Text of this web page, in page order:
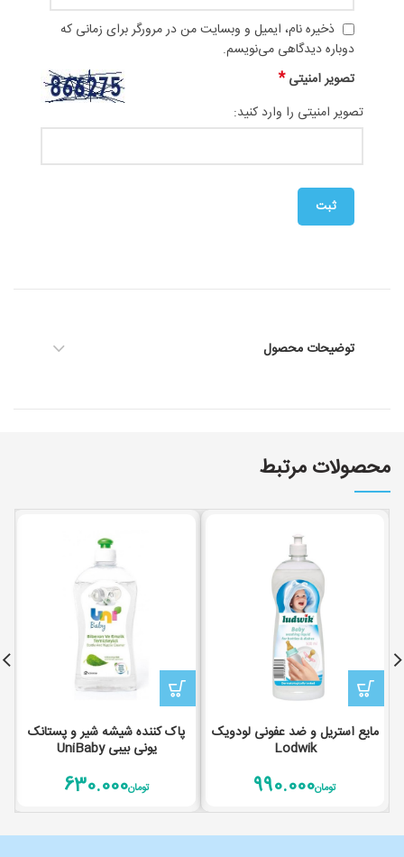
ذخیره نام، ایمیل و وبسایت من در مرورگر برای زمانی که
دوباره دیدگاهی می‌نویسم.
تصویر امنیتی*
تصویر امنیتی را وارد کنید:
توضیحات محصول
محصولات مرتبط
مایع استریل و ضد عفونی لودویک
Lodwik
تومان990.000
پاک کننده شیشه شیر و پستانک
یونی بیبی UniBaby
تومان630.000